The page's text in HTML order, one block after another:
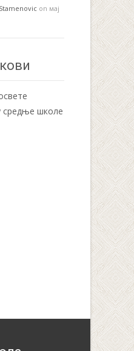
on мај
средње школе